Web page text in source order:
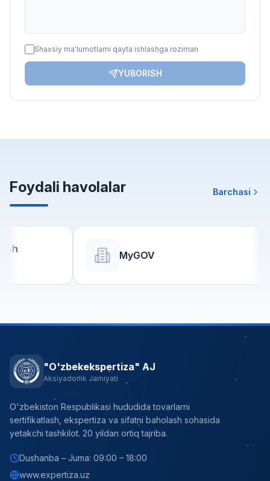
Shaxsiy ma'lumotlarni qayta ishlashga roziman
YUBORISH
Foydali havolalar Barchasi
MyGOV
"O'zbekekspertiza" AJ
Aksiyadorlik Jamiyati
O'zbekiston Respublikasi hududida tovarlarni
sertifikatlash, ekspertiza va sifatni baholash sohasida
yetakchi tashkilot. 20 yildan ortiq tajriba.
Dushanba – Juma: 09:00 – 18:00
www.expertiza.uz